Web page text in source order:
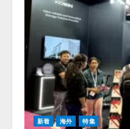
新着 海外 特集